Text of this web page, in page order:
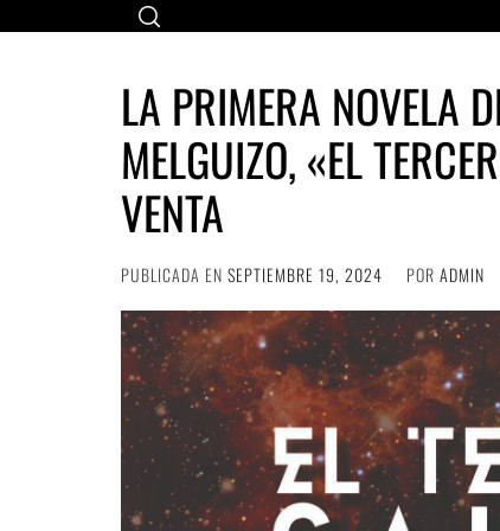
LA PRIMERA NOVELA
MELGUIZO, «EL
VENTA
PUBLICADA EN SEPTIEMBRE 19, 2024 POR ADMIN